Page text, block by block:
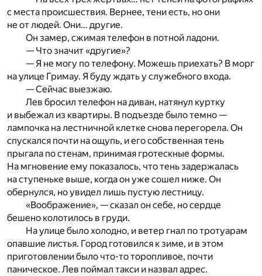
с места происшествия. Вернее, тени есть, но они
не от людей. Они… другие.
Он замер, сжимая телефон в потной ладони.
— Что значит «другие»?
— Я не могу по телефону. Можешь приехать? В морг
на улице Гримау. Я буду ждать у служебного входа.
— Сейчас выезжаю.
Лев бросил телефон на диван, натянул куртку
и выбежал из квартиры. В подъезде было темно —
лампочка на лестничной клетке снова перегорела. Он
спускался почти на ощупь, и его собственная тень
прыгала по стенам, принимая гротескные формы.
На мгновение ему показалось, что тень задержалась
на ступеньке выше, когда он уже сошел ниже. Он
обернулся, но увидел лишь пустую лестницу.
«Воображение», — сказал он себе, но сердце
бешено колотилось в груди.
На улице было холодно, и ветер гнал по тротуарам
опавшие листья. Город готовился к зиме, и в этом
приготовлении было что-то торопливое, почти
паническое. Лев поймал такси и назвал адрес.